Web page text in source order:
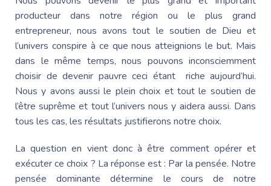
producteur dans notre région ou le plus grand
entrepreneur, nous avons tout le soutien de Dieu et
l’univers conspire à ce que nous atteignions le but. Mais
dans le même temps, nous pouvons inconsciemment
choisir de devenir pauvre ceci étant riche aujourd’hui.
Nous y avons aussi le plein choix et tout le soutien de
l’être suprême et tout l’univers nous y aidera aussi. Dans
tous les cas, les résultats justifierons notre choix.
La question en vient donc à être comment opérer et
exécuter ce choix ? La réponse est : Par la pensée. Notre
pensée dominante détermine le cours de notre